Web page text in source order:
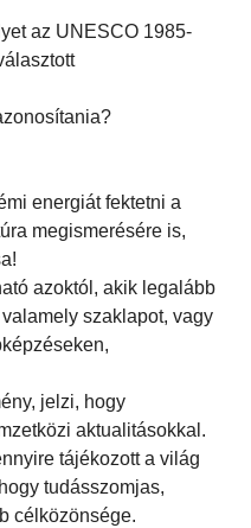
az UNESCO 1985-
energiát fektetni a
megismerésére is,
azoktól, akik legalább
szaklapot, vagy
jelzi, hogy
aktualitásokkal.
tájékozott a világ
tudásszomjas,
célközönsége.